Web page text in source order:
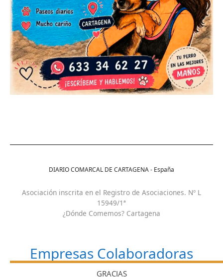
DIARIO COMARCAL DE CARTAGENA - España
Asociación inscrita en el Registro de Asociaciones. Nº L
15949/1ª
¿Dónde Comemos? Cartagena
Empresas Colaboradoras
GRACIAS